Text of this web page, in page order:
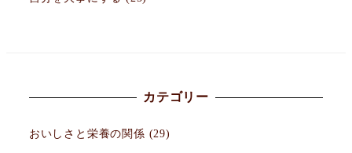
カテゴリー
おいしさと栄養の関係 (29)